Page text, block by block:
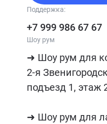
Поддержка:
+7 999 986 67 67
Шоу рум
➜ Шоу рум для
2-я
подъезд 1, этаж
➜ Шоу рум для